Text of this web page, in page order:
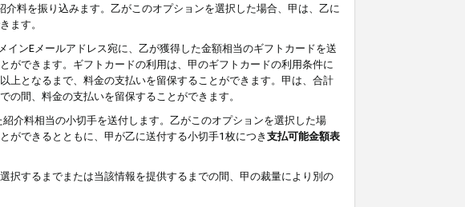
料を振り込みます。乙がこのオプションを選択した場合、甲は、乙に
ます。
ンEメールアドレス宛に、乙が獲得した金額相当のギフトカードを送
できます。ギフトカードの利用は、甲のギフトカードの利用条件に
上となるまで、料金の支払いを留保することができます。甲は、合計
間、料金の支払いを留保することができます。
介料相当の小切手を送付します。乙がこのオプションを選択した場
ができるとともに、甲が乙に送付する小切手1枚につき支払可能金額表
択するまでまたは当該情報を提供するまでの間、甲の裁量により別の